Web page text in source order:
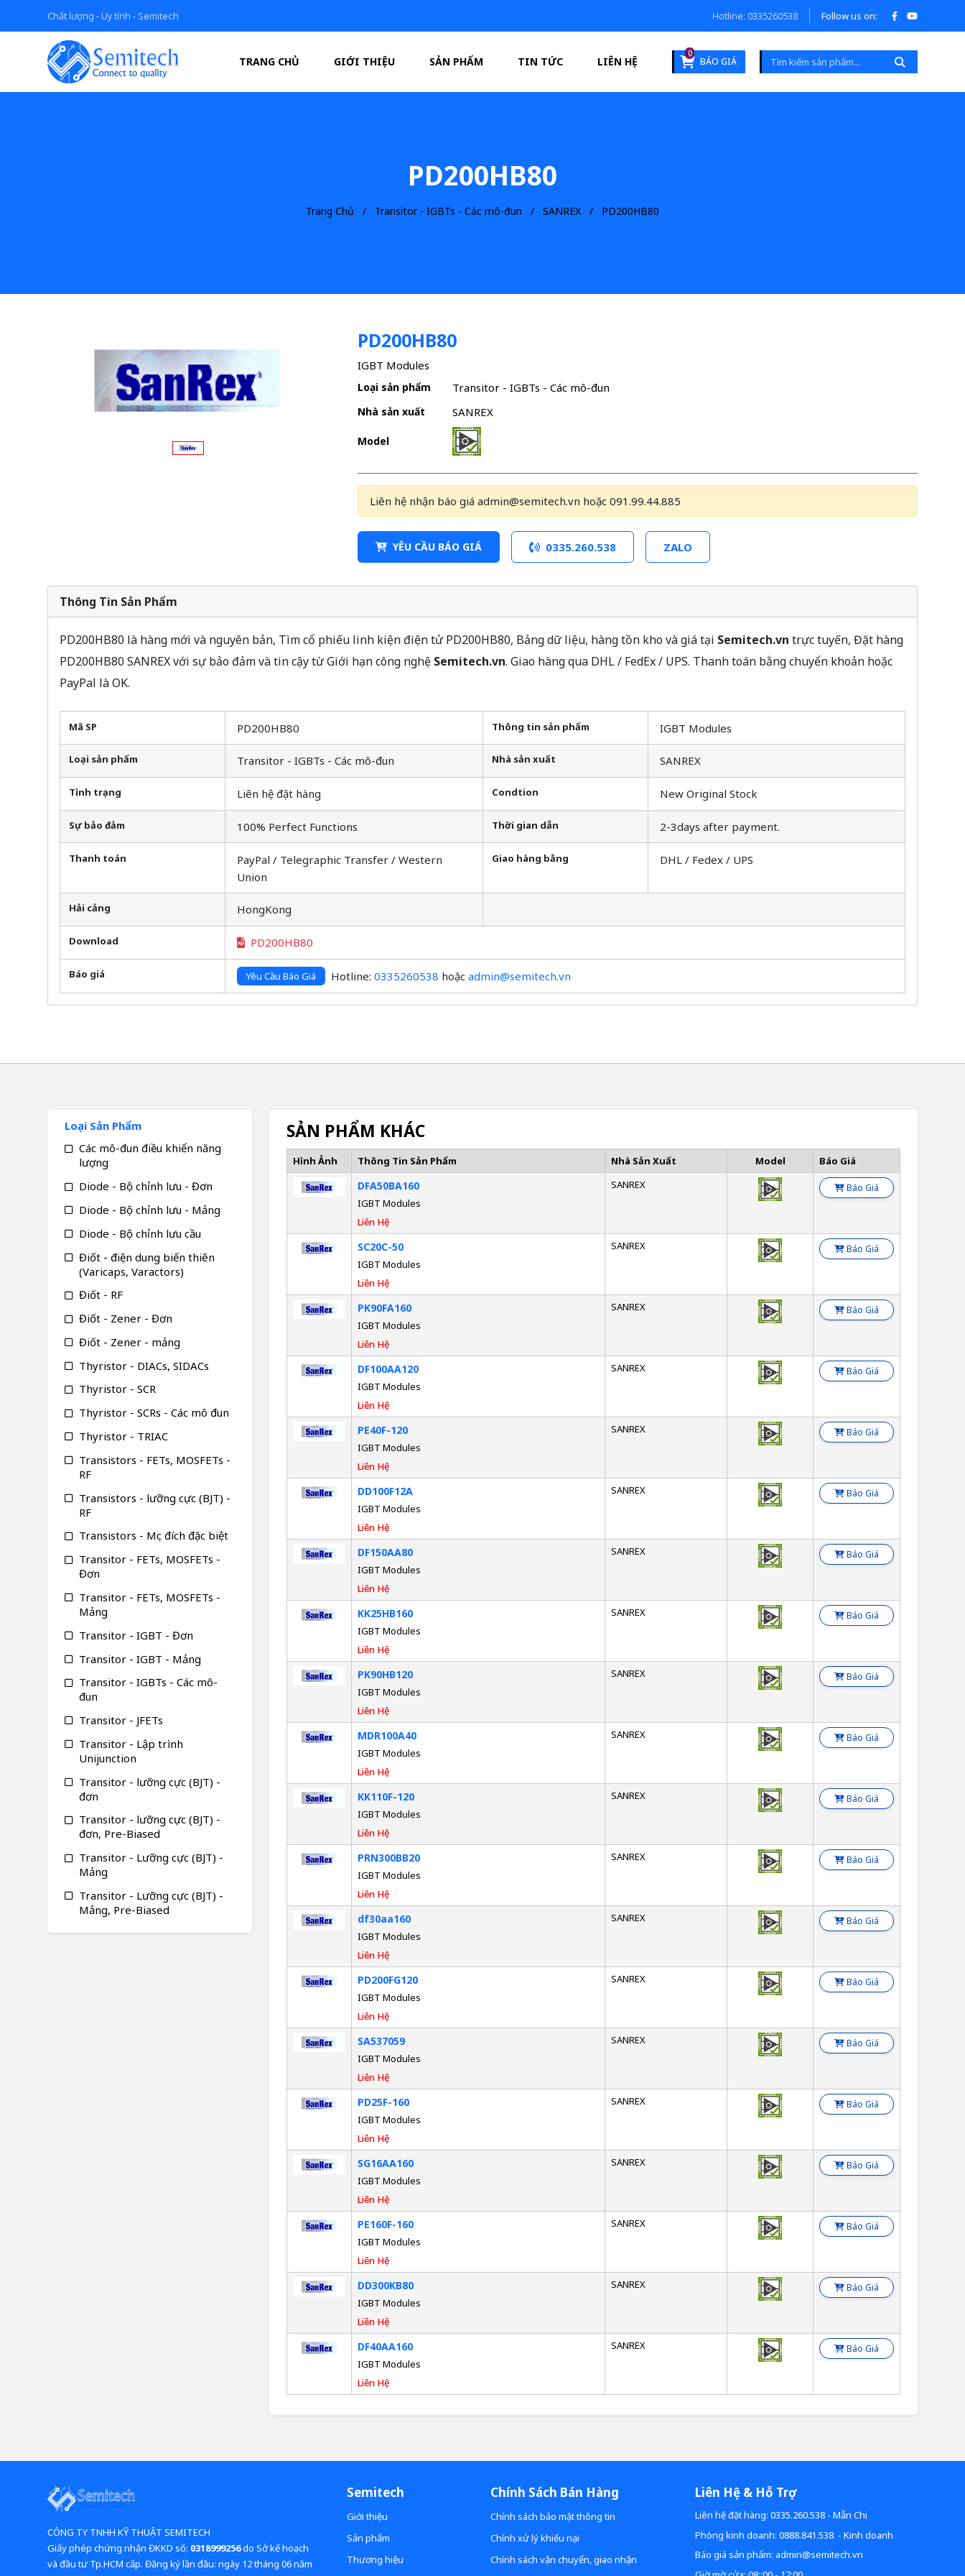
Chất lượng - Uy tính - Semitech Hotline: 0335260538 Follow us on:
TRANG CHỦ GIỚI THIỆU SẢN PHẨM TIN TỨC LIÊN HỆ
0
BÁO GIÁ
PD200HB80
Trang Chủ Transitor - IGBTs - Các mô-đun SANREX PD200HB80
PD200HB80
IGBT Modules
Loại sản phẩm Transitor - IGBTs - Các mô-đun
Nhà sản xuất SANREX
Model
Liên hệ nhận báo giá admin@semitech.vn hoặc 091.99.44.885
YÊU CẦU BÁO GIÁ 0335.260.538 ZALO
Thông Tin Sản Phẩm
PD200HB80 là hàng mới và nguyên bản, Tìm cổ phiếu linh kiện điện tử PD200HB80, Bảng dữ liệu, hàng tồn kho và giá tại Semitech.vn trực tuyến, Đặt hàng
PD200HB80 SANREX với sự bảo đảm và tin cậy từ Giới hạn công nghệ Semitech.vn. Giao hàng qua DHL / FedEx / UPS. Thanh toán bằng chuyển khoản hoặc
PayPal là OK.
Mã SP PD200HB80 Thông tin sản phẩm IGBT Modules
Loại sản phẩm Transitor - IGBTs - Các mô-đun Nhà sản xuất SANREX
Tình trạng Liên hệ đặt hàng Condtion New Original Stock
Sự bảo đảm 100% Perfect Functions Thời gian dẫn 2-3days after payment.
Thanh toán
PayPal / Telegraphic Transfer / Western
Union
Giao hàng bằng DHL / Fedex / UPS
Hải cảng HongKong
Download PD200HB80
Báo giá Yêu Cầu Báo Giá Hotline: 0335260538 hoặc admin@semitech.vn
SẢN PHẨM KHÁC
Hình Ảnh Thông Tin Sản Phẩm Nhà Sản Xuất Model Báo Giá
DFA50BA160
IGBT Modules
Liên Hệ
SANREX Báo Giá
SC20C-50
IGBT Modules
Liên Hệ
SANREX Báo Giá
PK90FA160
IGBT Modules
Liên Hệ
SANREX Báo Giá
DF100AA120
IGBT Modules
Liên Hệ
SANREX Báo Giá
PE40F-120
IGBT Modules
Liên Hệ
SANREX Báo Giá
DD100F12A
IGBT Modules
Liên Hệ
SANREX Báo Giá
DF150AA80
IGBT Modules
Liên Hệ
SANREX Báo Giá
KK25HB160
IGBT Modules
Liên Hệ
SANREX Báo Giá
PK90HB120
IGBT Modules
Liên Hệ
SANREX Báo Giá
MDR100A40
IGBT Modules
Liên Hệ
SANREX Báo Giá
KK110F-120
IGBT Modules
Liên Hệ
SANREX Báo Giá
PRN300BB20
IGBT Modules
Liên Hệ
SANREX Báo Giá
df30aa160
IGBT Modules
Liên Hệ
SANREX Báo Giá
PD200FG120
IGBT Modules
Liên Hệ
SANREX Báo Giá
SA537059
IGBT Modules
Liên Hệ
SANREX Báo Giá
PD25F-160
IGBT Modules
Liên Hệ
SANREX Báo Giá
SG16AA160
IGBT Modules
Liên Hệ
SANREX Báo Giá
PE160F-160
IGBT Modules
Liên Hệ
SANREX Báo Giá
DD300KB80
IGBT Modules
Liên Hệ
SANREX Báo Giá
DF40AA160
IGBT Modules
Liên Hệ
SANREX Báo Giá
Loại Sản Phẩm
Các mô-đun điều khiển năng
lượng
Diode - Bộ chỉnh lưu - Đơn
Diode - Bộ chỉnh lưu - Mảng
Diode - Bộ chỉnh lưu cầu
Điốt - điện dung biến thiên
(Varicaps, Varactors)
Điốt - RF
Điốt - Zener - Đơn
Điốt - Zener - mảng
Thyristor - DIACs, SIDACs
Thyristor - SCR
Thyristor - SCRs - Các mô đun
Thyristor - TRIAC
Transistors - FETs, MOSFETs -
RF
Transistors - lưỡng cực (BJT) -
RF
Transistors - Mục đích đặc biệt
Transitor - FETs, MOSFETs -
Đơn
Transitor - FETs, MOSFETs -
Mảng
Transitor - IGBT - Đơn
Transitor - IGBT - Mảng
Transitor - IGBTs - Các mô-
đun
Transitor - JFETs
Transitor - Lập trình
Unijunction
Transitor - lưỡng cực (BJT) -
đơn
Transitor - lưỡng cực (BJT) -
đơn, Pre-Biased
Transitor - Lưỡng cực (BJT) -
Mảng
Transitor - Lưỡng cực (BJT) -
Mảng, Pre-Biased
CÔNG TY TNHH KỸ THUẬT SEMITECH
Giấy phép chứng nhận ĐKKD số: 0318999256do Sở kế hoạch
và đầu tư Tp.HCM cấp. Đăng ký lần đầu: ngày 12 tháng 06 năm
Semitech
Giới thiệu
Sản phẩm
Thương hiệu
Chính Sách Bán Hàng
Chính sách bảo mật thông tin
Chính xử lý khiếu nại
Chính sách vận chuyển, giao nhận
Liên Hệ & Hỗ Trợ
Liên hệ đặt hàng: 0335.260.538 - Mẫn Chi
Phòng kinh doanh: 0888.841.538 - Kinh doanh
Báo giá sản phẩm: admin@semitech.vn